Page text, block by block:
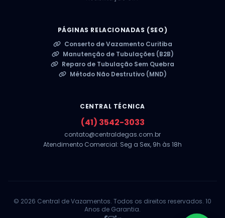
PÁGINAS RELACIONADAS (SEO)
Conserto de Vazamento Curitiba
Manutenção de Tubulações (B2B)
Reparo de Tubulação Sem Quebra
Método Não Destrutivo (MND)
CENTRAL TÉCNICA
(41) 3542-3033
contato@centraldegas.com.br
Atendimento Comercial: Seg a Sex, 9h às 18h
© 2026 Central de Vazamentos. Todos os direitos reservados. 10
Anos de Garantia.